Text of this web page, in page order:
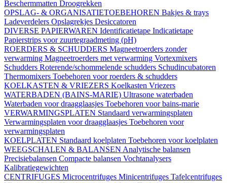
Beschermmatten Droogrekken
OPSLAG- & ORGANISATIETOEBEHOREN Bakjes & trays
Ladeverdelers Opslagrekjes Desiccatoren
DIVERSE PAPIERWAREN Identificatietape Indicatietape
Papierstrips voor zuurtegraadmeting (pH)
ROERDERS & SCHUDDERS Magneetroerders zonder
verwarming Magneetroerders met verwarming Vortexmixers
Schudders Roterende/schommelende schudders Schudincubatoren
Thermomixers Toebehoren voor roerders & schudders
KOELKASTEN & VRIEZERS Koelkasten Vriezers
WATERBADEN (BAINS-MARIE) Ultrasone waterbaden
Waterbaden voor draagglaasjes Toebehoren voor bains-marie
VERWARMINGSPLATEN Standaard verwarmingsplaten
Verwarmingsplaten voor draagglaasjes Toebehoren voor
verwarmingsplaten
KOELPLATEN Standaard koelplaten Toebehoren voor koelplaten
WEEGSCHALEN & BALANSEN Analytische balansen
Precisiebalansen Compacte balansen Vochtanalysers
Kalibratiegewichten
CENTRIFUGES Microcentrifuges Minicentrifuges Tafelcentrifuges